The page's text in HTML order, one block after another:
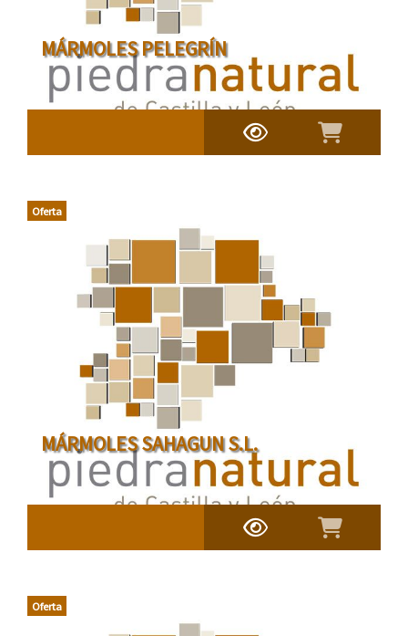
MÁRMOLES PELEGRÍN
Oferta
MÁRMOLES SAHAGUN S.L.
Oferta